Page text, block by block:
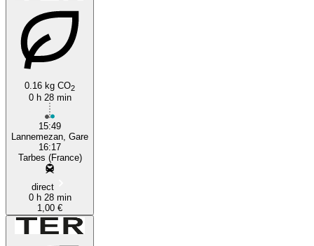
0.16 kg CO2
0 h 28 min
15:49
Lannemezan, Gare
16:17
Tarbes (France)
direct
0 h 28 min
1,00 €